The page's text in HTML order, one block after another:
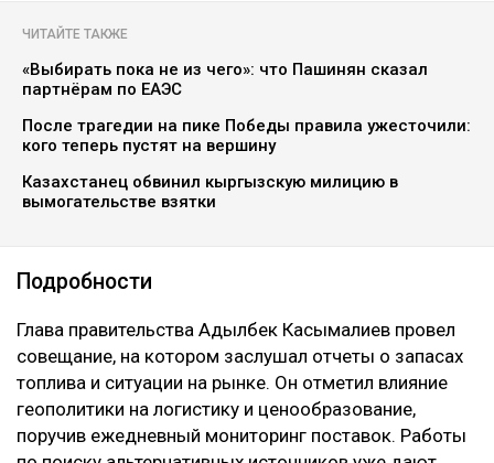
ЧИТАЙТЕ ТАКЖЕ
«Выбирать пока не из чего»: что Пашинян сказал
партнёрам по ЕАЭС
После трагедии на пике Победы правила ужесточили:
кого теперь пустят на вершину
Казахстанец обвинил кыргызскую милицию в
вымогательстве взятки
Подробности
Глава правительства Адылбек Касымалиев провел
совещание, на котором заслушал отчеты о запасах
топлива и ситуации на рынке. Он отметил влияние
геополитики на логистику и ценообразование,
поручив ежедневный мониторинг поставок. Работы